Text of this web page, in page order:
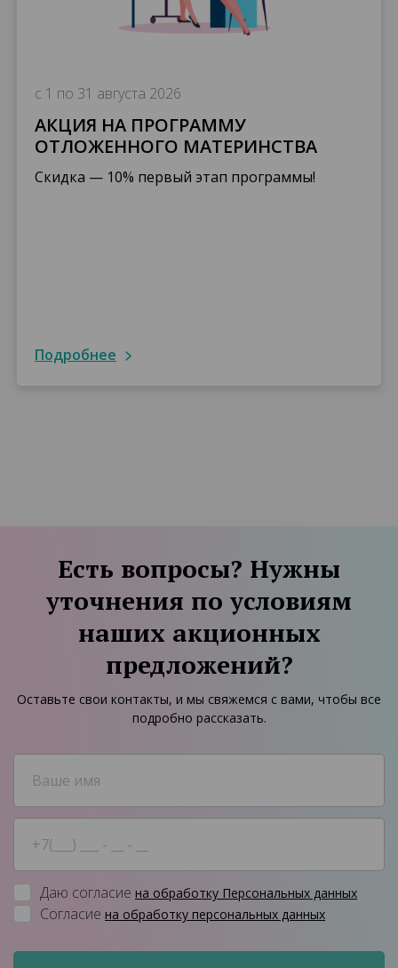
с 1 по 31 августа 2026
АКЦИЯ НА ПРОГРАММУ
ОТЛОЖЕННОГО МАТЕРИНСТВА
Скидка — 10% первый этап программы!
подробнее
Есть вопросы? Нужны
уточнения по условиям
наших акционных
предложений?
Оставьте свои контакты, и мы свяжемся с вами, чтобы все
подробно рассказать.
Даю согласие на обработку Персональных данных
Согласие на обработку персональных данных